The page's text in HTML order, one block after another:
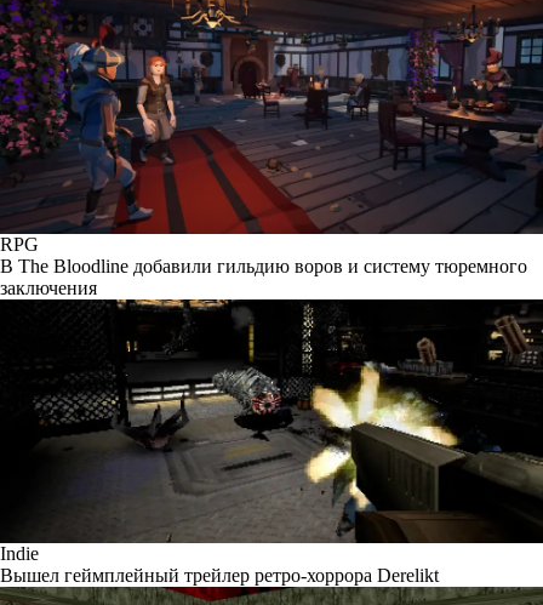
RPG
В The Bloodline добавили гильдию воров и систему тюремного
заключения
Indie
Вышел геймплейный трейлер ретро-хоррора Derelikt